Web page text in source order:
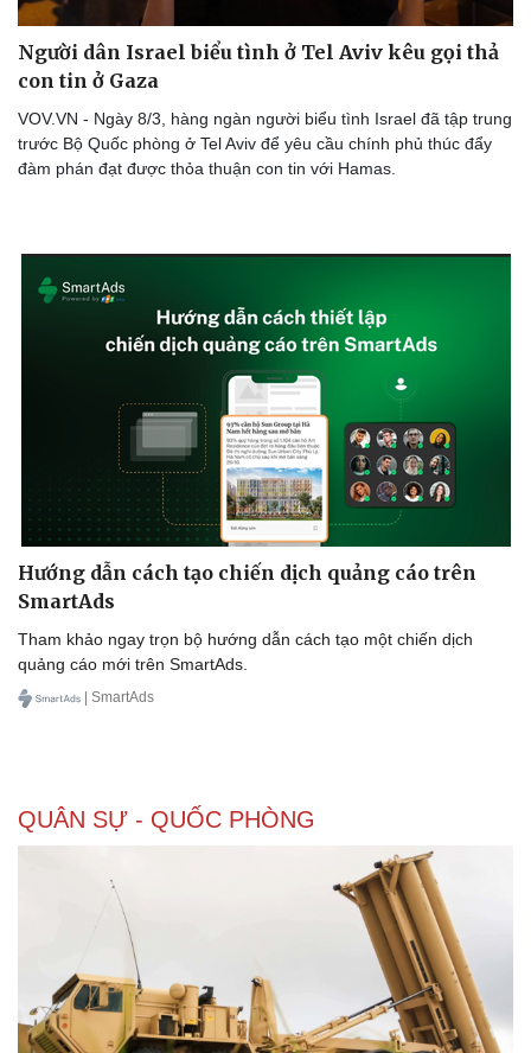
Người dân Israel biểu tình ở Tel Aviv kêu gọi thả
con tin ở Gaza
VOV.VN - Ngày 8/3, hàng ngàn người biểu tình Israel đã tập trung
trước Bộ Quốc phòng ở Tel Aviv để yêu cầu chính phủ thúc đẩy
đàm phán đạt được thỏa thuận con tin với Hamas.
Hướng dẫn cách tạo chiến dịch quảng cáo trên
SmartAds
Tham khảo ngay trọn bộ hướng dẫn cách tạo một chiến dịch
quảng cáo mới trên SmartAds.
| SmartAds
QUÂN SỰ - QUỐC PHÒNG